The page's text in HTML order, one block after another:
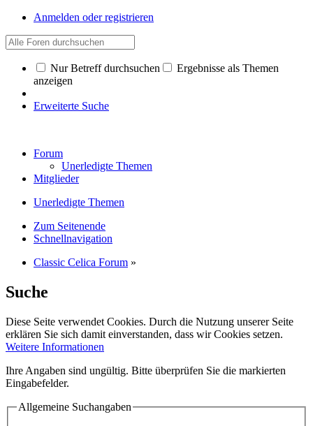
Anmelden oder registrieren
Nur Betreff durchsuchen
Ergebnisse als Themen
anzeigen
Erweiterte Suche
Forum
Unerledigte Themen
Mitglieder
Unerledigte Themen
Zum Seitenende
Schnellnavigation
Classic Celica Forum »
Suche
Diese Seite verwendet Cookies. Durch die Nutzung unserer Seite
erklären Sie sich damit einverstanden, dass wir Cookies setzen.
Weitere Informationen
Ihre Angaben sind ungültig. Bitte überprüfen Sie die markierten
Eingabefelder.
Allgemeine Suchangaben